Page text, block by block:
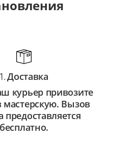
1.Доставка
курьер привозите
мастерскую. Вызов
предоставляется
бесплатно.